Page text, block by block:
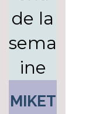
de la
sema
ine
MIKET